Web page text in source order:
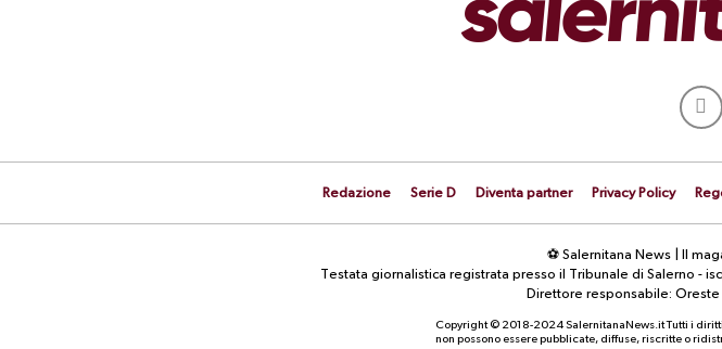
Redazione Serie D Diventa partner Privacy Policy
⚽ Salernitana News | Il
Testata giornalistica registrata presso il Tribunale di Salerno
Direttore responsabile: Oreste
Copyright © 2018-2024 SalernitanaNews.it Tutti i
non possono essere pubblicate, diffuse, riscritte o